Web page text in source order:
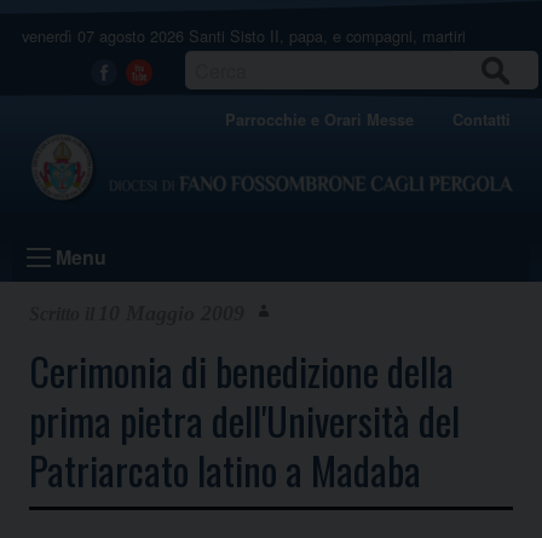
venerdì 07 agosto 2026 Santi Sisto II, papa, e compagni, martiri
Facebook
Youtube
Parrocchie e Orari Messe Contatti
Menu
Cerimonia di benedizione della
prima pietra dell'Università del
Patriarcato latino a Madaba